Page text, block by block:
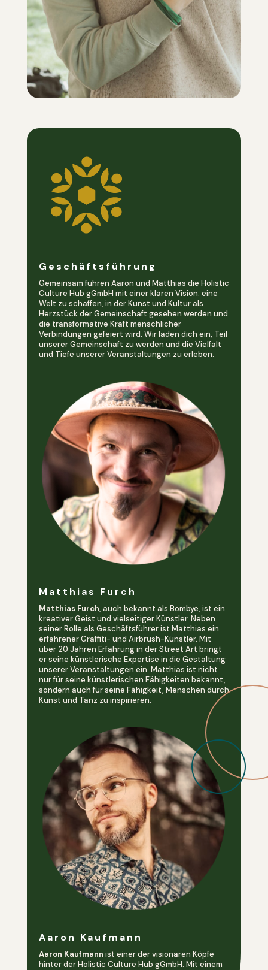
Geschäftsführung
Gemeinsam führen Aaron und Matthias die Holistic
Culture Hub gGmbH mit einer klaren Vision: eine
Welt zu schaffen, in der Kunst und Kultur als
Herzstück der Gemeinschaft gesehen werden und
die transformative Kraft menschlicher
Verbindungen gefeiert wird. Wir laden dich ein, Teil
unserer Gemeinschaft zu werden und die Vielfalt
und Tiefe unserer Veranstaltungen zu erleben.
Matthias Furch
Matthias Furch, auch bekannt als Bombye, ist ein
kreativer Geist und vielseitiger Künstler. Neben
seiner Rolle als Geschäftsführer ist Matthias ein
erfahrener Graffiti- und Airbrush-Künstler. Mit
über 20 Jahren Erfahrung in der Street Art bringt
er seine künstlerische Expertise in die Gestaltung
unserer Veranstaltungen ein. Matthias ist nicht
nur für seine künstlerischen Fähigkeiten bekannt,
sondern auch für seine Fähigkeit, Menschen durch
Kunst und Tanz zu inspirieren.
Aaron Kaufmann
Aaron Kaufmann ist einer der visionären Köpfe
hinter der Holistic Culture Hub gGmbH. Mit einem